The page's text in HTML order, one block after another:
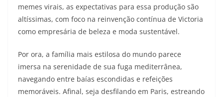
memes virais, as expectativas para essa produção são
altíssimas, com foco na reinvenção contínua de Victoria
como empresária de beleza e moda sustentável.
Por ora, a família mais estilosa do mundo parece
imersa na serenidade de sua fuga mediterrânea,
navegando entre baías escondidas e refeições
memoráveis. Afinal, seja desfilando em Paris, estreando